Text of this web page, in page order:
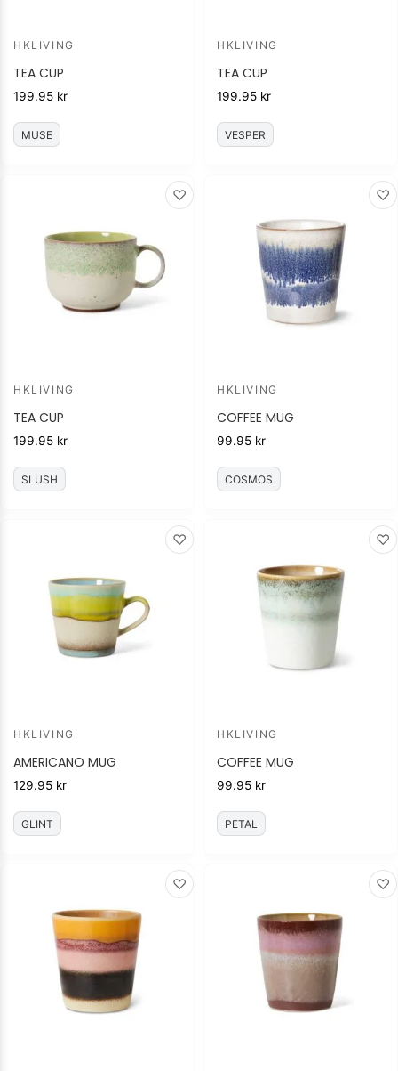
HKLIVING
TEA CUP
199.95 kr
MUSE
HKLIVING
TEA CUP
199.95 kr
VESPER
♡
HKLIVING
TEA CUP
199.95 kr
SLUSH
♡
HKLIVING
COFFEE MUG
99.95 kr
COSMOS
♡
HKLIVING
AMERICANO MUG
129.95 kr
GLINT
♡
HKLIVING
COFFEE MUG
99.95 kr
PETAL
♡ ♡